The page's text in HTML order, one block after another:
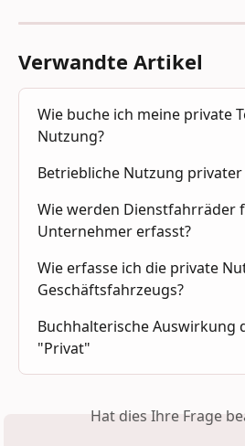
Verwandte Artikel
Wie buche ich meine private
Nutzung?
Betriebliche Nutzung privater
Wie werden Dienstfahrräder
Unternehmer erfasst?
Wie erfasse ich die private
Geschäftsfahrzeugs?
Buchhalterische Auswirkung
"Privat"
Hat dies Ihre Frage